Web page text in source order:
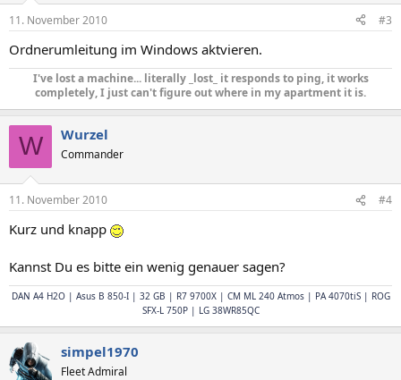
11. November 2010 #3
Ordnerumleitung im Windows aktvieren.
I've lost a machine... literally _lost_ it responds to ping, it works
completely, I just can't figure out where in my apartment it is.
W Wurzel
Commander
11. November 2010 #4
Kurz und knapp
Kannst Du es bitte ein wenig genauer sagen?
DAN A4 H2O | Asus B 850-I | 32 GB | R7 9700X | CM ML 240 Atmos | PA 4070tiS | ROG
SFX-L 750P | LG 38WR85QC
simpel1970
Fleet Admiral